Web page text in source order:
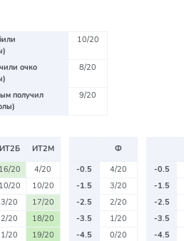
10/20
очко
8/20
получил
9/20
ИТ2Б
ИТ2М
16/20
4/20
10/20
10/20
3/20
17/20
2/20
18/20
1/20
19/20
Ф
-0.5
4/20
-1.5
3/20
-2.5
2/20
-3.5
1/20
-4.5
0/20
-0.5
-1.5
-2.5
-3.5
-4.5